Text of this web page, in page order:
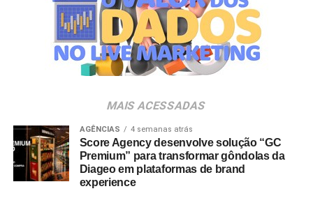
TÓPICOS RELACIONADOS:
MAIS ACESSADAS
AGÊNCIAS 4 semanas atrás
Score Agency desenvolve solução “GC
Premium” para transformar gôndolas da
Diageo em plataformas de brand
experience